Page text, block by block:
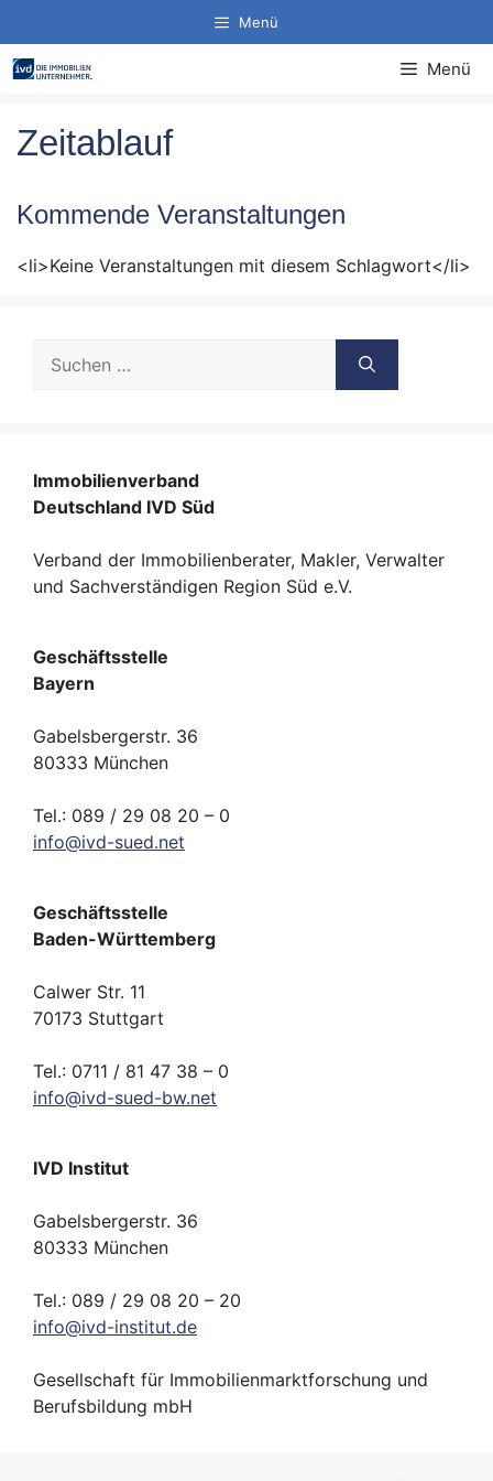
Inhalt
springen
Menü
Menü
Zeitablauf
Kommende Veranstaltungen
<li>Keine Veranstaltungen mit diesem Schlagwort</li>
nach:
Immobilienverband
Deutschland IVD Süd
Verband der Immobilienberater, Makler, Verwalter
und Sachverständigen Region Süd e.V.
Geschäftsstelle
Bayern
Gabelsbergerstr. 36
80333 München
Tel.: 089 / 29 08 20 – 0
info@ivd-sued.net
Geschäftsstelle
Baden-Württemberg
Calwer Str. 11
70173 Stuttgart
Tel.: 0711 / 81 47 38 – 0
info@ivd-sued-bw.net
IVD Institut
Gabelsbergerstr. 36
80333 München
Tel.: 089 / 29 08 20 – 20
info@ivd-institut.de
Gesellschaft für Immobilienmarktforschung und
Berufsbildung mbH